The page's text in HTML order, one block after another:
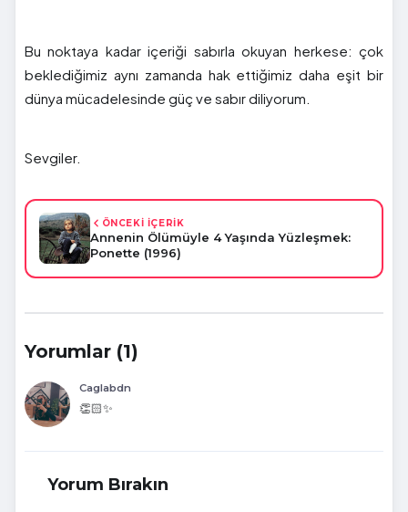
Bu noktaya kadar içeriği sabırla okuyan herkese: çok
beklediğimiz aynı zamanda hak ettiğimiz daha eşit bir
dünya mücadelesinde güç ve sabır diliyorum.
Sevgiler.
ÖNCEKİ İÇERİK
Annenin Ölümüyle 4 Yaşında Yüzleşmek:
Ponette (1996)
Yorumlar (1)
Caglabdn
👏🏻✨
Yorum Bırakın